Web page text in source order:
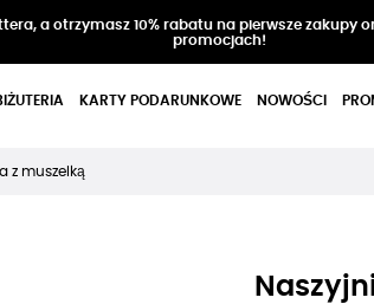
a otrzymasz 10% rabatu na pierwsze zakupy
promocjach!
KARTY PODARUNKOWE NOWOŚCI
z muszelką